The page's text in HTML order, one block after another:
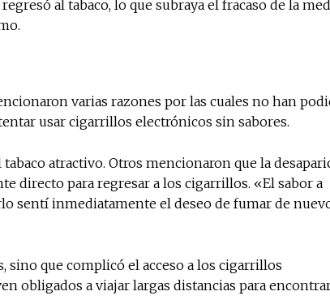
al tabaco, lo que subraya el fracaso de la
varias razones por las cuales no han
usar cigarrillos electrónicos sin sabores.
atractivo. Otros mencionaron que la
directo para regresar a los cigarrillos. «El sabor a
sentí inmediatamente el deseo de fumar de
que complicó el acceso a los cigarrillos
obligados a viajar largas distancias para